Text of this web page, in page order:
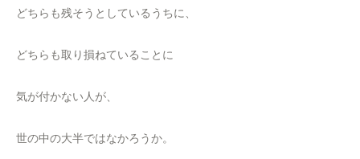
どちらも残そうとしているうちに、
どちらも取り損ねていることに
気が付かない人が、
世の中の大半ではなかろうか。